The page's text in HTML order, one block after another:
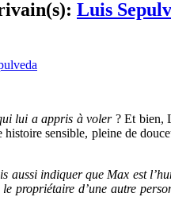
Luis
lui a appris à voler ? Et bien,
sensible, pleine de
indiquer que Max est
propriétaire d’une autre